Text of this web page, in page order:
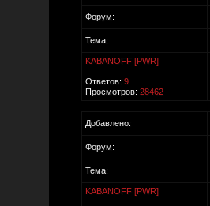
Форум:
Тема:
KABANOFF [PWR]
Ответов: 9
Просмотров: 28462
Добавлено:
Форум:
Тема:
KABANOFF [PWR]